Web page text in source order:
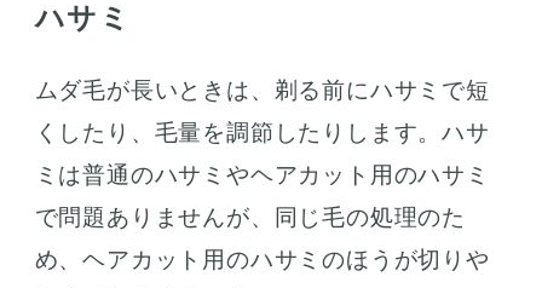
ハサミ
ムダ毛が長いときは、剃る前にハサミで短
くしたり、毛量を調節したりします。ハサ
ミは普通のハサミやヘアカット用のハサミ
で問題ありませんが、同じ毛の処理のた
め、ヘアカット用のハサミのほうが切りや